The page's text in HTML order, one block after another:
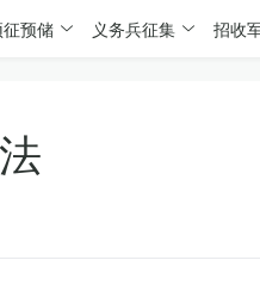
预储 义务兵征集 招收